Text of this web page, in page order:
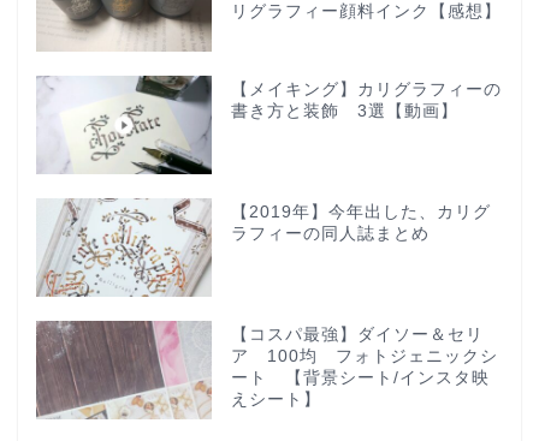
リグラフィー顔料インク【感想】
【メイキング】カリグラフィーの
書き方と装飾 3選【動画】
【2019年】今年出した、カリグ
ラフィーの同人誌まとめ
【コスパ最強】ダイソー＆セリ
ア 100均 フォトジェニックシ
ート 【背景シート/インスタ映
えシート】